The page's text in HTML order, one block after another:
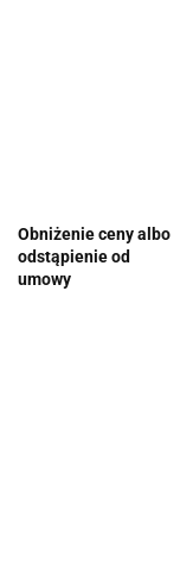
Obniżenie ceny albo
odstąpienie od
umowy